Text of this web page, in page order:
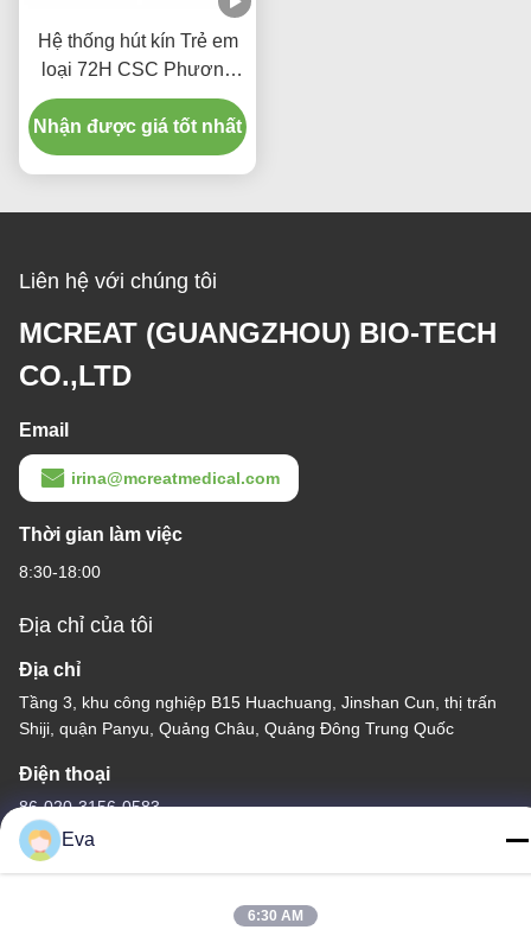
Hệ thống hút kín Trẻ em
loại 72H CSC Phương
tiện y tế dùng một lần
Nhận được giá tốt nhất
Liên hệ với chúng tôi
MCREAT (GUANGZHOU) BIO-TECH
CO.,LTD
Email
irina@mcreatmedical.com
Thời gian làm việc
8:30-18:00
Địa chỉ của tôi
Địa chỉ
Tầng 3, khu công nghiệp B15 Huachuang, Jinshan Cun, thị trấn
Shiji, quận Panyu, Quảng Châu, Quảng Đông Trung Quốc
Điện thoại
86-020-3156-0583
Eva
6:30 AM